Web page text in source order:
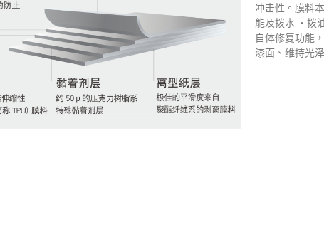
冲击性。膜料
能及拨水 ‧拨
自体修复功能
漆面、维持光